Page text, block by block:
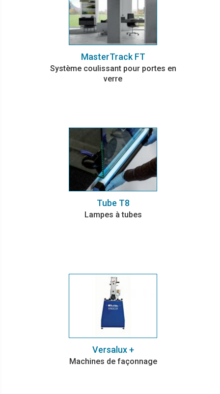
MasterTrack FT
Système coulissant pour portes en
verre
Tube T8
Lampes à tubes
Versalux +
Machines de façonnage